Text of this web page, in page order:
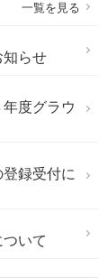
知らせ
度グラウ
録受付に
いて
一覧を見る